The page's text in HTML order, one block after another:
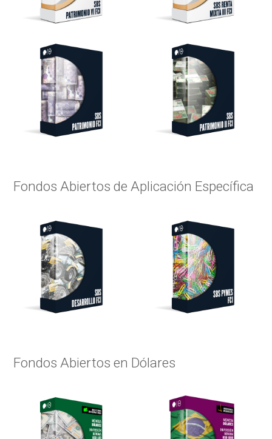
Fondos Abiertos de Aplicación Específica
Fondos Abiertos en Dólares